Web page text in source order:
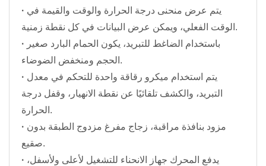
· يتم عرض منحنى درجة الحرارة والوقت والقيمة في
الوقت الفعلي، ويمكن عرض البيانات في كل نقطة زمنية.
· باستخدام الضاغط للتبريد، يكون الحمام البارد صغير
الحجم ومنخفض الضوضاء.
· يتم استخدام ميكرو رقاقة واحدة للتحكم في معدل
التبريد، والكشف تلقائيًا عن نقطة الانهيار، وقفل درجة
الحرارة.
· مزود بنافذة مراقبة، زجاج مفرغ مزدوج الطبقة بدون
صقيع.
· يدفع المحرك جهاز الانحناء للتشغيل لأعلى ولأسفل،